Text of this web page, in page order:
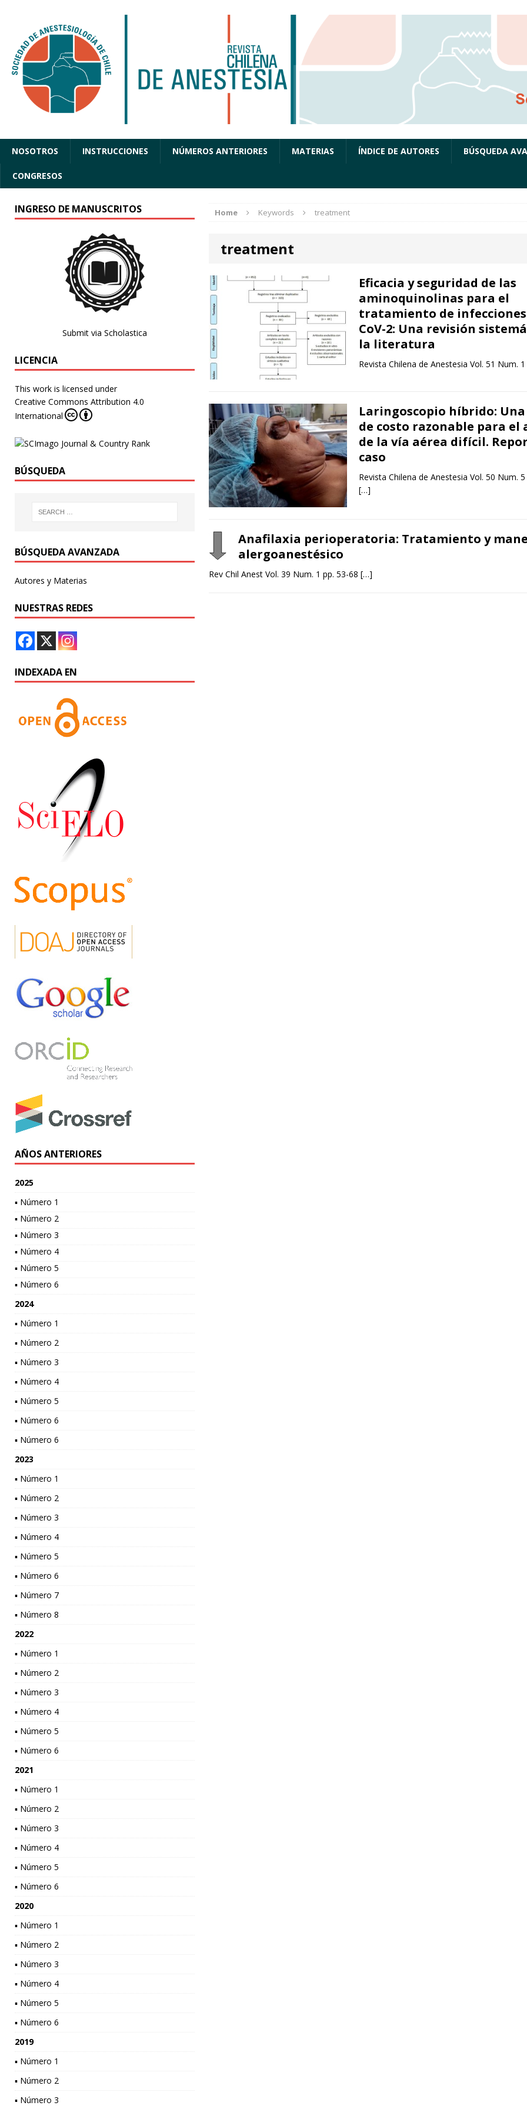
NOSOTROS INSTRUCCIONES NÚMEROS ANTERIORES MATERIAS ÍNDICE DE AUTORES BÚSQUEDA
CONGRESOS
Home Keywords treatment
treatment
Eficacia y seguridad de las
aminoquinolinas para el
tratamiento de infecciones
CoV-2: Una revisión
la literatura
Revista Chilena de Anestesia Vol. 51 Num.
Laringoscopio híbrido:
de costo razonable para el
de la vía aérea difícil.
caso
Revista Chilena de Anestesia Vol. 50 Num.
[…]
Anafilaxia perioperatoria: Tratamiento y
alergoanestésico
Rev Chil Anest Vol. 39 Num. 1 pp. 53-68 […]
INGRESO DE MANUSCRITOS
Submit via Scholastica
LICENCIA
This work is licensed under
Creative Commons Attribution 4.0
International
BÚSQUEDA
BÚSQUEDA AVANZADA
Autores y Materias
NUESTRAS REDES
INDEXADA EN
AÑOS ANTERIORES
2025
▪ Número 1
▪ Número 2
▪ Número 3
▪ Número 4
▪ Número 5
▪ Número 6
2024
▪ Número 1
▪ Número 2
▪ Número 3
▪ Número 4
▪ Número 5
▪ Número 6
▪ Número 6
2023
▪ Número 1
▪ Número 2
▪ Número 3
▪ Número 4
▪ Número 5
▪ Número 6
▪ Número 7
▪ Número 8
2022
▪ Número 1
▪ Número 2
▪ Número 3
▪ Número 4
▪ Número 5
▪ Número 6
2021
▪ Número 1
▪ Número 2
▪ Número 3
▪ Número 4
▪ Número 5
▪ Número 6
2020
▪ Número 1
▪ Número 2
▪ Número 3
▪ Número 4
▪ Número 5
▪ Número 6
2019
▪ Número 1
▪ Número 2
▪ Número 3